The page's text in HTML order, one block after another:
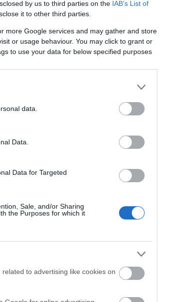
by us to third parties on the IAB’s List of
it to other third parties.
more Google services and may gather and store
or usage behaviour. You may click to grant or
to use your data for below specified purposes
data.
Data.
Data for Targeted
Sale, and/or Sharing
the Purposes for which it
to advertising like cookies on
Kollégák
Borwerk
Jancis Robinson
Pécsi borozó
TáncolóMedve
Vinography
Barátilag
Food Police
Kézművesborok
és az
adatvédelmi